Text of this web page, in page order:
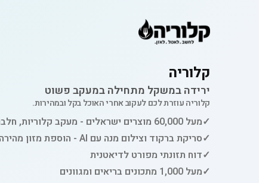
קלוריה
ירידה במשקל מתחילה במעקב פשוט
קלוריה עוזרת לכם לעקוב אחרי האוכל בקל ובמהירות.
✓מעל 60,000 מוצרים ישראלים - מעקב קלוריות, חלבון, פחמימות ושומן
✓סריקת ברקוד וצילום מנה עם AI - הוספת מזון מהירה למעקב
✓דוח תזונתי מפורט לדיאטנית
✓מעל 1,000 מתכונים בריאים ומגוונים